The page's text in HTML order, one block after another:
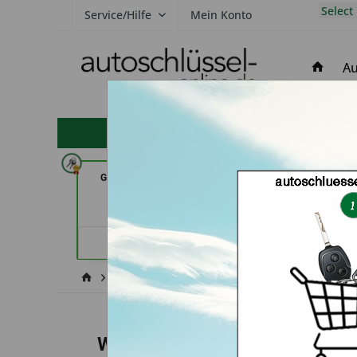
Service/Hilfe Mein Konto Select
hohe Kundenzufriedenheit
GSB Produktions GmbH (in
Carkeys
Mobilservice
Widerrufsrecht
Widerrufsrecht